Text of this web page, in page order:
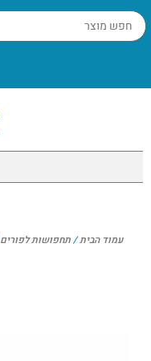
עמוד הבית/תחפושות לפורים